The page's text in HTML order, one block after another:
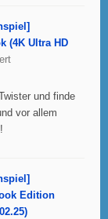
(4K Ultra HD
und finde
vor allem
Edition